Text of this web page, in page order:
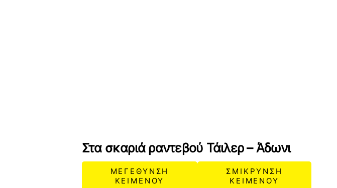
Στα σκαριά ραντεβού Τάιλερ – Άδωνι
ΜΕΓΕΘΥΝΣΗ
ΚΕΙΜΕΝΟΥ
ΣΜΙΚΡΥΝΣΗ
ΚΕΙΜΕΝΟΥ